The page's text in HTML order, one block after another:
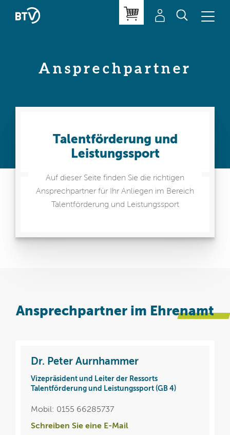
Ansprechpartner
Talentförderung und
Leistungssport
Auf dieser Seite finden Sie die richtigen
Ansprechpartner für Ihr Anliegen im Bereich
Talentförderung und Leistungssport
Ansprechpartner im Ehrenamt
Dr. Peter Aurnhammer
Vizepräsident und Leiter der Ressorts
Talentförderung und Leistungssport (GB 4)
Mobil: 0155 66285737
Schreiben Sie eine E-Mail